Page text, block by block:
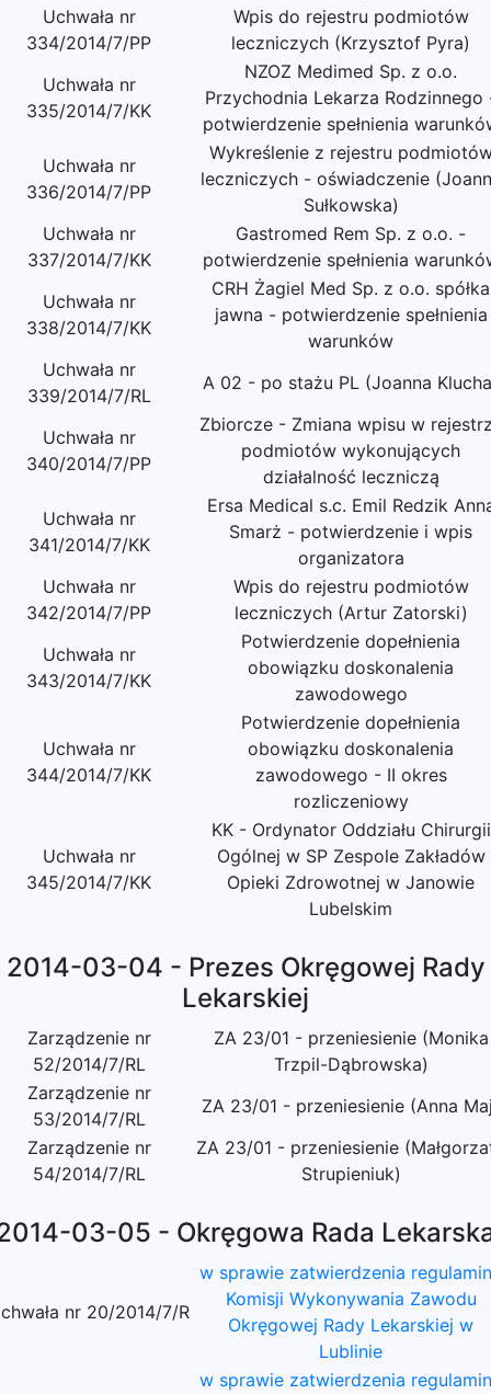
Uchwała nr
334/2014/7/PP
Wpis do rejestru podmiotów
leczniczych (Krzysztof Pyra)
Uchwała nr
335/2014/7/KK
NZOZ Medimed Sp. z o.o.
Przychodnia Lekarza Rodzinnego
potwierdzenie spełnienia
Uchwała nr
336/2014/7/PP
Wykreślenie z rejestru
leczniczych - oświadczenie
Sułkowska)
Uchwała nr
337/2014/7/KK
Gastromed Rem Sp. z o.o. -
potwierdzenie spełnienia
Uchwała nr
338/2014/7/KK
CRH Żagiel Med Sp. z o.o. spółka
jawna - potwierdzenie spełnienia
warunków
Uchwała nr
339/2014/7/RL
A 02 - po stażu PL (Joanna
Uchwała nr
340/2014/7/PP
Zbiorcze - Zmiana wpisu w
podmiotów wykonujących
działalność leczniczą
Uchwała nr
341/2014/7/KK
Ersa Medical s.c. Emil Redzik
Smarż - potwierdzenie i wpis
organizatora
Uchwała nr
342/2014/7/PP
Wpis do rejestru podmiotów
leczniczych (Artur Zatorski)
Uchwała nr
343/2014/7/KK
Potwierdzenie dopełnienia
obowiązku doskonalenia
zawodowego
Uchwała nr
344/2014/7/KK
Potwierdzenie dopełnienia
obowiązku doskonalenia
zawodowego - II okres
rozliczeniowy
Uchwała nr
345/2014/7/KK
KK - Ordynator Oddziału Chirurgii
Ogólnej w SP Zespole Zakładów
Opieki Zdrowotnej w Janowie
Lubelskim
2014-03-04 - Prezes Okręgowej Rady
Lekarskiej
Zarządzenie nr
52/2014/7/RL
ZA 23/01 - przeniesienie (Monika
Trzpil-Dąbrowska)
Zarządzenie nr
53/2014/7/RL
ZA 23/01 - przeniesienie (Anna
Zarządzenie nr
54/2014/7/RL
ZA 23/01 - przeniesienie
Strupieniuk)
03-05 - Okręgowa Rada
nr 20/2014/7/R
w sprawie zatwierdzenia
Komisji Wykonywania Zawodu
Okręgowej Rady Lekarskiej w
Lublinie
w sprawie zatwierdzenia